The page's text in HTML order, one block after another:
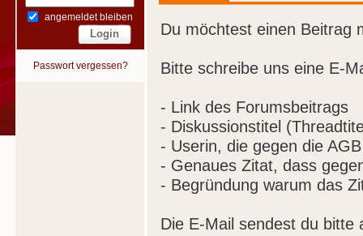
angemeldet bleiben
Passwort vergessen?
Du möchtest einen Beitrag
Bitte schreibe uns eine E-
- Link des Forumsbeitrags
- Diskussionstitel
- Userin, die gegen die
- Genaues Zitat, dass
- Begründung warum das
Die E-Mail sendest du bitte